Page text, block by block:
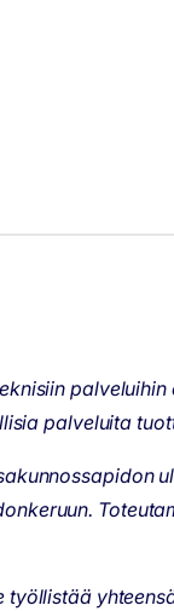
palveluita
työllistää